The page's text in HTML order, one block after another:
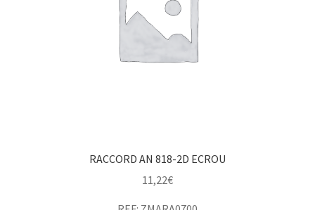
RACCORD AN 818-2D ECROU
11,22€